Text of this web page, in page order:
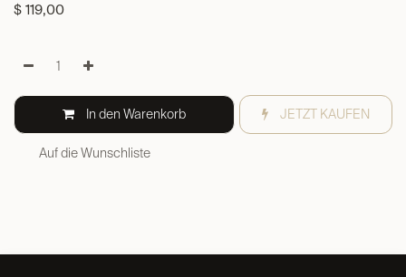
$ 119,00
In den Warenkorb JETZT KAUFEN
Auf die Wunschliste